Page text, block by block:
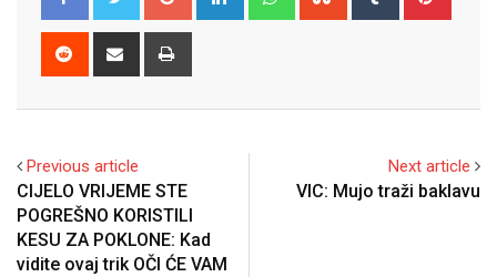
Reddit
Share
Previous article
CIJELO VRIJEME STE
POGREŠNO KORISTILI
KESU ZA POKLONE: Kad
vidite ovaj trik OČI ĆE VAM
Next article
VIC: Mujo traži baklavu